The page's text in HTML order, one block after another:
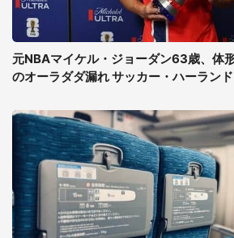
元NBAマイケル・ジョーダン63歳、体
のオーラダダ漏れ サッカー・ハーラン